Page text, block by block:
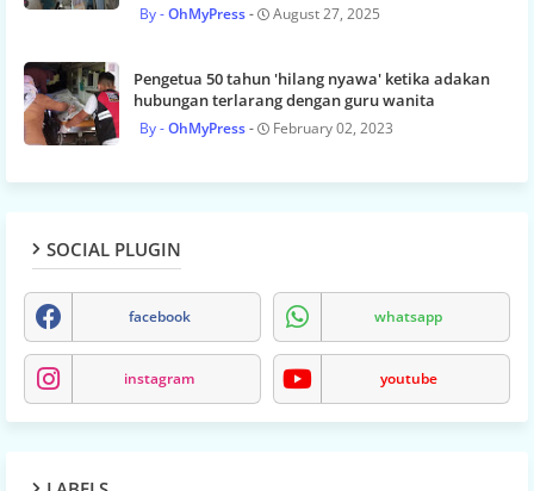
OhMyPress August 27, 2025
Pengetua 50 tahun 'hilang nyawa' ketika adakan
hubungan terlarang dengan guru wanita
OhMyPress February 02, 2023
SOCIAL PLUGIN
facebook whatsapp
instagram youtube